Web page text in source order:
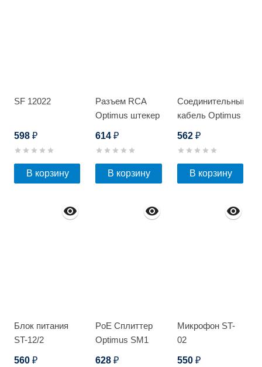
SF 12022
598 ₽
В корзину
Разъем RCA
Optimus штекер
614₽
В корзину
Соединительный
кабель Optimus
562 ₽
В корзину
Блок питания
ST-12/2
560 ₽
PoE Сплиттер
Optimus SM1
628₽
Микрофон ST-
02
550 ₽